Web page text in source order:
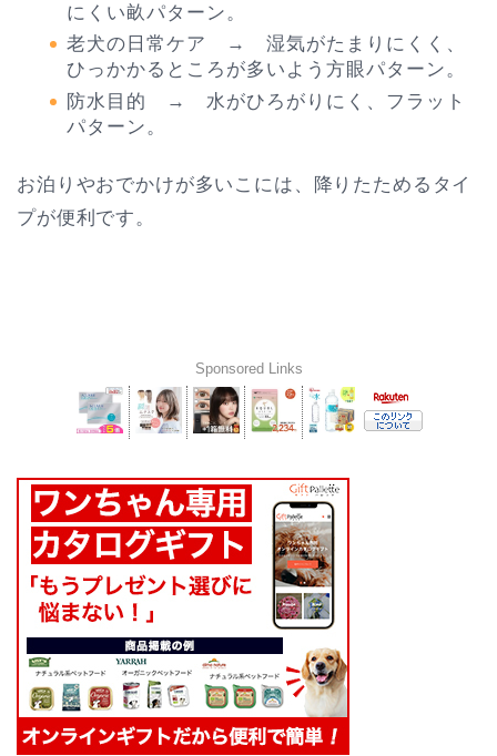
にくい畝パターン。
老犬の日常ケア → 湿気がたまりにくく、
ひっかかるところが多いよう方眼パターン。
防水目的 → 水がひろがりにく、フラット
パターン。
お泊りやおでかけが多いこには、降りたためるタイ
プが便利です。
Sponsored Links